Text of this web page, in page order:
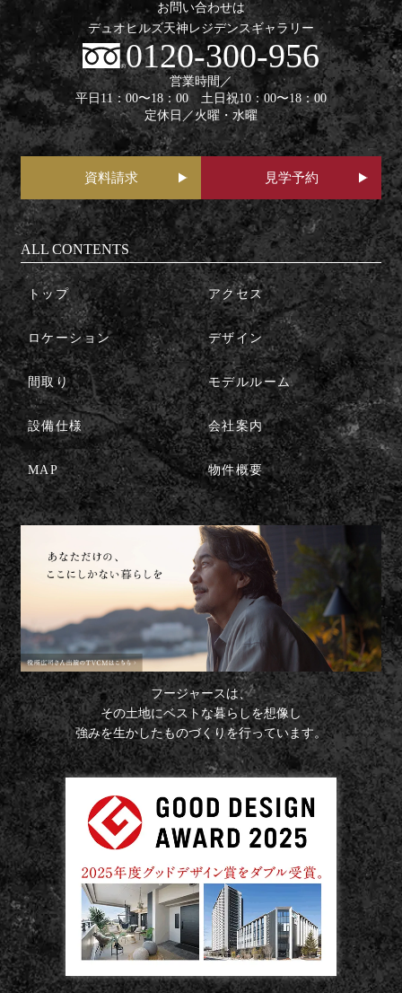
お問い合わせは
デュオヒルズ天神レジデンスギャラリー
0120-300-956
営業時間／
平日11：00〜18：00 土日祝10：00〜18：00
定休日／火曜・水曜
資料請求 見学予約
ALL CONTENTS
トップ アクセス
ロケーション デザイン
間取り モデルルーム
設備仕様 会社案内
MAP 物件概要
フージャースは、
その土地にベストな暮らしを想像し
強みを生かしたものづくりを行っています。